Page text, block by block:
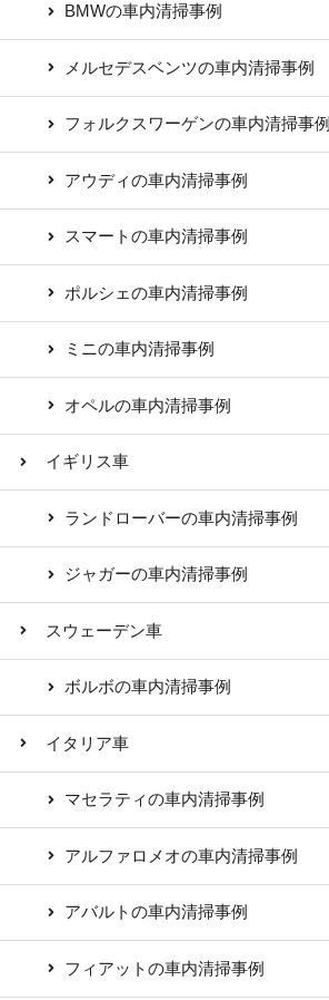
BMWの車内清掃事例
メルセデスベンツの車内清掃事例
フォルクスワーゲンの車内清掃事例
アウディの車内清掃事例
スマートの車内清掃事例
ポルシェの車内清掃事例
ミニの車内清掃事例
オペルの車内清掃事例
イギリス車
ランドローバーの車内清掃事例
ジャガーの車内清掃事例
スウェーデン車
ボルボの車内清掃事例
イタリア車
マセラティの車内清掃事例
アルファロメオの車内清掃事例
アバルトの車内清掃事例
フィアットの車内清掃事例